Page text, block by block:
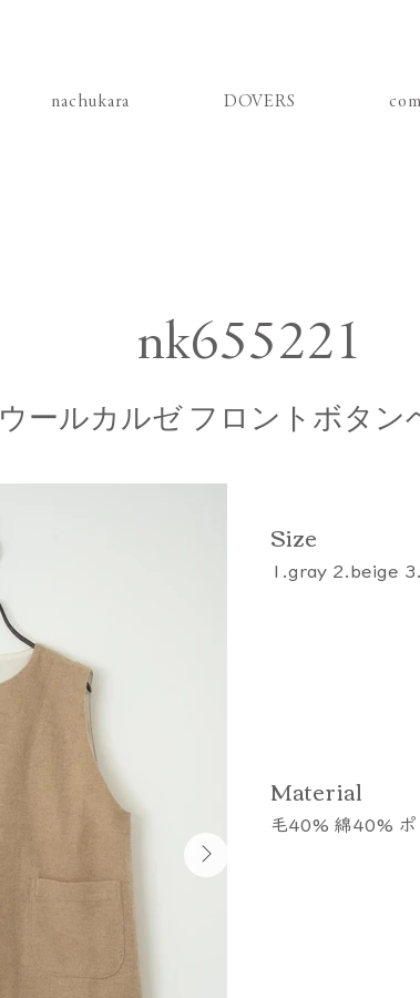
nachukara DOVERS
nk655221
ウールカルゼ フロントボタン
​Size
1.gray 2.beige
​Material
毛40% 綿40% ポ